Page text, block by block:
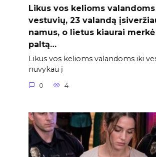
Likus vos kelioms
vestuvių, 23 valandą
namus, o lietus kiaurai
paltą…
Likus vos kelioms valandoms iki
nuvykau į
0 4